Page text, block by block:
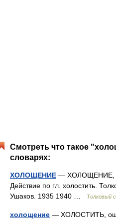
Смотреть что такое
словарях:
ХОЛОЩЕНИЕ — ХОЛОЩЕНИЕ,
Действие по гл. холостить.
Ушаков. 1935 1940 …
Толковый
холощение — ХОЛОСТИТЬ,